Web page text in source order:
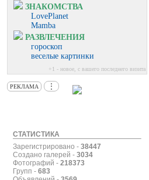
ЗНАКОМСТВА
LovePlanet
Mamba
РАЗВЛЕЧЕНИЯ
гороскоп
веселые картинки
+1 - новое, с вашего последнего визита
РЕКЛАМА ⋮
СТАТИСТИКА
Зарегистрировано - 38447
Создано галерей - 3034
Фотографий - 218373
Групп - 683